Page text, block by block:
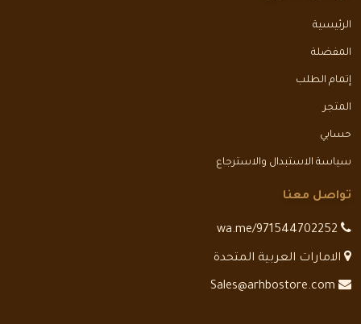
الرئيسية
المفضلة
إتمام الطلب
المتجر
حسابي
سياسة الاستبدال والاسترجاع
تواصل معنا
الامارات العربية المتحدة